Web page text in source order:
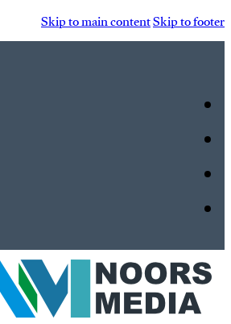
Skip to main contentSkip to footer